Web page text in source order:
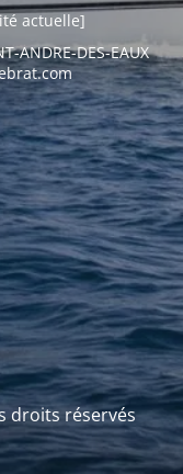
actuelle]
ANDRE-DES-EAUX
droits réservés